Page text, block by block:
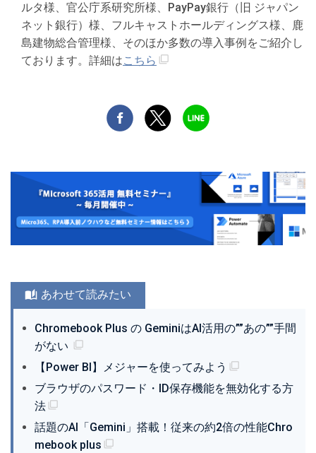
ルタ様、官公庁系研究所様、PayPay銀行（旧 ジャパン
ネット銀行）様、フルキャストホールディングス様、鹿
島建物総合管理様、そのほか多数の導入事例をご紹介し
ております。詳細はこちら
あわせて読みたい
Chromebook Plus の GeminiはAI活用の””あの””手間
がない
【Power BI】メジャーを使ってみよう
ブラウザのパスワード・ID保存機能を無効化する方
法
話題のAI「Gemini」搭載！従来の約2倍の性能Chro
mebook plus